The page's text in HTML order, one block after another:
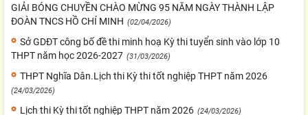
GIẢI BÓNG CHUYỀN CHÀO MỪNG 95 NĂM NGÀY THÀNH LẬP
ĐOÀN TNCS HỒ CHÍ MINH (02/04/2026)
Sở GDĐT công bố đề thi minh hoạ Kỳ thi tuyển sinh vào lớp 10
THPT năm học 2026-2027 (31/03/2026)
THPT Nghĩa Dân.Lịch thi Kỳ thi tốt nghiệp THPT năm 2026
(24/03/2026)
Lịch thi Kỳ thi tốt nghiệp THPT năm 2026 (24/03/2026)